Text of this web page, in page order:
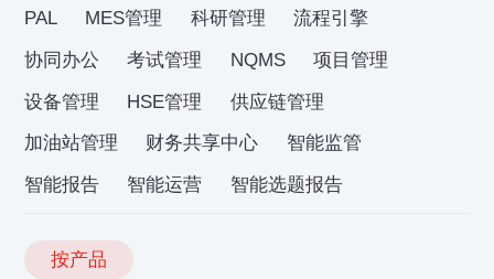
PAL
MES管理 科研管理
流程引擎
协同办公
考试管理 NQMS
项目管理
设备管理
HSE管理
供应链管理
加油站管理
财务共享中心
智能监管
智能报告
智能运营 智能选题报告
按产品